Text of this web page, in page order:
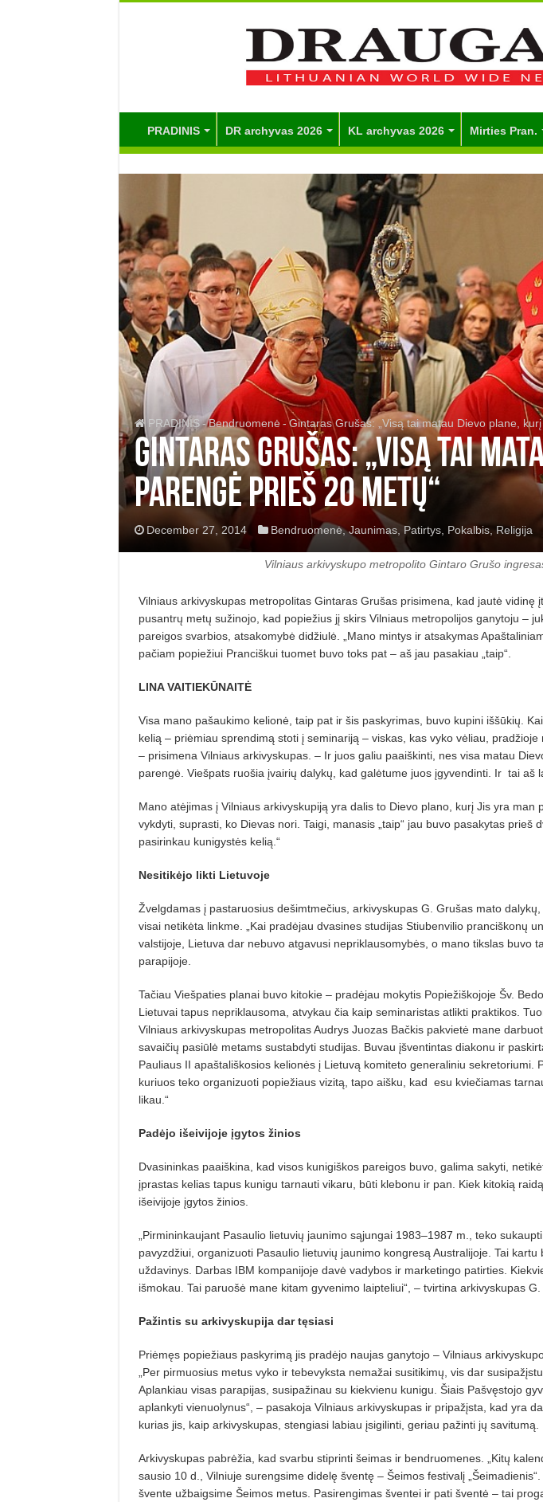
PRADINIS DR archyvas 2026 KL archyvas 2026 Mirties Pran.
PRADINIS-Bendruomenė - Gintaras Grušas: „Visą tai matau Dievo plane,
Gintaras Grušas: „Visą tai
parengė prieš 20 metų“
December 27, 2014 Bendruomenė,Jaunimas, Patirtys, Pokalbis, Religija
Vilniaus arkivyskupo metropolito Gintaro Grušo
Vilniaus arkivyskupas metropolitas Gintaras Grušas prisimena, kad jautė vidinę
pusantrų metų sužinojo, kad popiežius jį skirs Vilniaus metropolijos ganytoju –
pareigos svarbios, atsakomybė didžiulė. „Mano mintys ir atsakymas
pačiam popiežiui Pranciškui tuomet buvo toks pat – aš jau pasakiau „taip“.
LINA VAITIEKŪNAITĖ
Visa mano pašaukimo kelionė, taip pat ir šis paskyrimas, buvo kupini iššūkių.
kelią – priėmiau sprendimą stoti į seminariją – viskas, kas vyko vėliau, pradžioje
– prisimena Vilniaus arkivyskupas. – Ir juos galiu paaiškinti, nes visa matau
parengė. Viešpats ruošia įvairių dalykų, kad galėtume juos įgyvendinti. Ir tai aš
Mano atėjimas į Vilniaus arkivyskupiją yra dalis to Dievo plano, kurį Jis yra man
vykdyti, suprasti, ko Dievas nori. Taigi, manasis „taip“ jau buvo pasakytas prieš
pasirinkau kunigystės kelią.“
Nesitikėjo likti Lietuvoje
Žvelgdamas į pastaruosius dešimtmečius, arkivyskupas G. Grušas mato
visai netikėta linkme. „Kai pradėjau dvasines studijas Stiubenvilio pranciškonų
valstijoje, Lietuva dar nebuvo atgavusi nepriklausomybės, o mano tikslas buvo
parapijoje.
Tačiau Viešpaties planai buvo kitokie – pradėjau mokytis Popiežiškojoje Šv.
Lietuvai tapus nepriklausoma, atvykau čia kaip seminaristas atlikti praktikos.
Vilniaus arkivyskupas metropolitas Audrys Juozas Bačkis pakvietė mane
savaičių pasiūlė metams sustabdyti studijas. Buvau įšventintas diakonu ir
Pauliaus II apaštališkosios kelionės į Lietuvą komiteto generaliniu sekretoriumi.
kuriuos teko organizuoti popiežiaus vizitą, tapo aišku, kad esu kviečiamas
likau.“
Padėjo išeivijoje įgytos žinios
Dvasininkas paaiškina, kad visos kunigiškos pareigos buvo, galima sakyti,
įprastas kelias tapus kunigu tarnauti vikaru, būti klebonu ir pan. Kiek kitokią
išeivijoje įgytos žinios.
„Pirmininkaujant Pasaulio lietuvių jaunimo sąjungai 1983–1987 m., teko
pavyzdžiui, organizuoti Pasaulio lietuvių jaunimo kongresą Australijoje. Tai kartu
uždavinys. Darbas IBM kompanijoje davė vadybos ir marketingo patirties.
išmokau. Tai paruošė mane kitam gyvenimo laipteliui“, – tvirtina arkivyskupas G.
Pažintis su arkivyskupija dar tęsiasi
Priėmęs popiežiaus paskyrimą jis pradėjo naujas ganytojo – Vilniaus
„Per pirmuosius metus vyko ir tebevyksta nemažai susitikimų, vis dar
Aplankiau visas parapijas, susipažinau su kiekvienu kunigu. Šiais Pašvęstojo
aplankyti vienuolynus“, – pasakoja Vilniaus arkivyskupas ir pripažįsta, kad yra
kurias jis, kaip arkivyskupas, stengiasi labiau įsigilinti, geriau pažinti jų savitumą.
Arkivyskupas pabrėžia, kad svarbu stiprinti šeimas ir bendruomenes. „Kitų
sausio 10 d., Vilniuje surengsime didelę šventę – Šeimos festivalį
švente užbaigsime Šeimos metus. Pasirengimas šventei ir pati šventė – tai